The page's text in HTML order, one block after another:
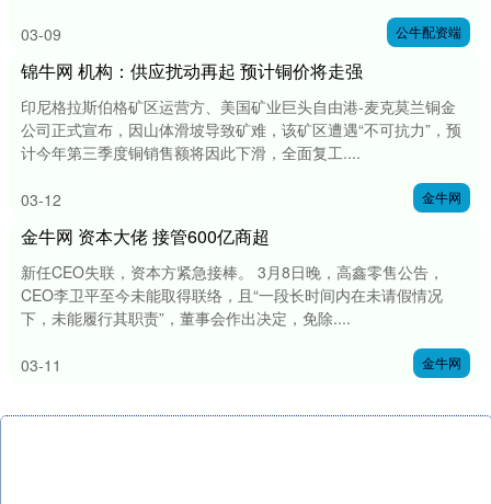
03-09 公牛配资端
锦牛网 机构：供应扰动再起 预计铜价将走强
印尼格拉斯伯格矿区运营方、美国矿业巨头自由港-麦克莫兰铜金
公司正式宣布，因山体滑坡导致矿难，该矿区遭遇“不可抗力”，预
计今年第三季度铜销售额将因此下滑，全面复工....
03-12 金牛网
金牛网 资本大佬 接管600亿商超
新任CEO失联，资本方紧急接棒。 3月8日晚，高鑫零售公告，
CEO李卫平至今未能取得联络，且“一段长时间内在未请假情况
下，未能履行其职责”，董事会作出决定，免除....
03-11 金牛网